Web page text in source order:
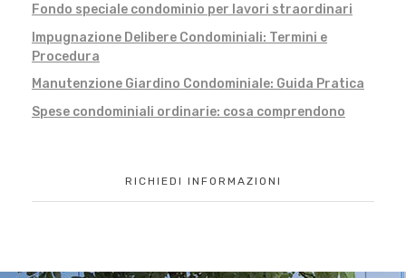
Fondo speciale condominio per lavori straordinari
Impugnazione Delibere Condominiali: Termini e
Procedura
Manutenzione Giardino Condominiale: Guida Pratica
Spese condominiali ordinarie: cosa comprendono
RICHIEDI INFORMAZIONI